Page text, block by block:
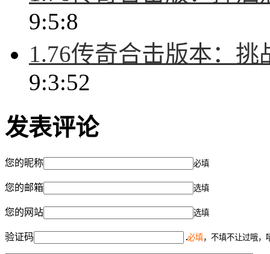
9:5:8
1.76传奇合击版本：
9:3:52
发表评论
您的昵称 必填
您的邮箱 选填
您的网站 选填
验证码 必填，不填不让过哦，